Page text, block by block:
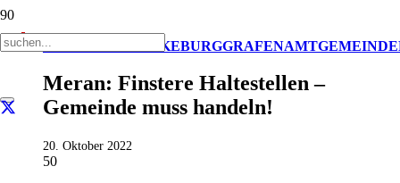
AKTUELL BEZIRKEBURGGRAFENAMT
Meran: Finstere Haltestellen –
Gemeinde muss handeln!
20. Oktober 2022
50